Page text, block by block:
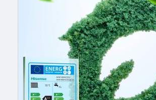
Encuentra
Buscar